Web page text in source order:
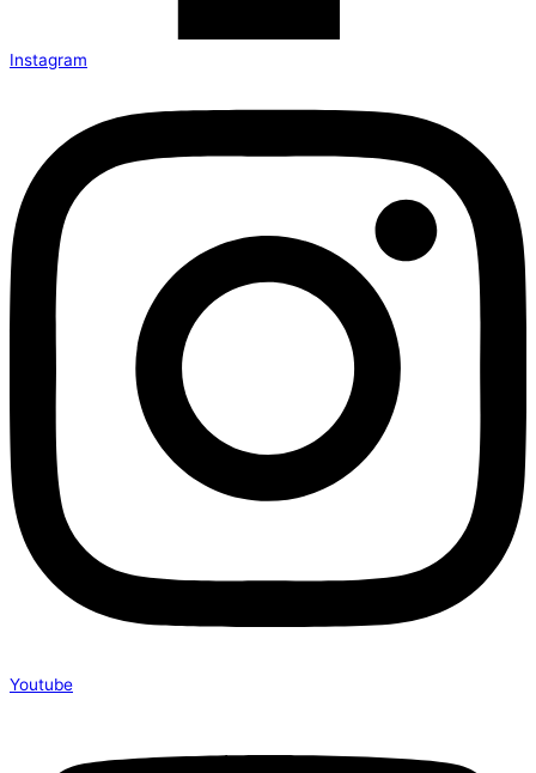
Instagram
Youtube